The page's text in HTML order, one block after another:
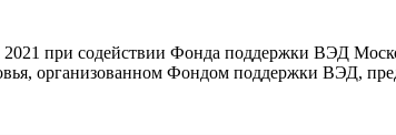
при содействии Фонда поддержки ВЭД
организованном Фондом поддержки ВЭД,